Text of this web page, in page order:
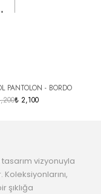
PANTOLON - BORDO
₺ 2,100
vizyonuyla
şıklığa